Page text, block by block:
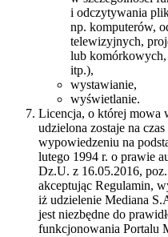
i odczytywania
np. komputerów,
telewizyjnych,
lub
itp.),
wystawianie,
wyświetlanie.
Licencja, o której mowa
udzielona zostaje na
wypowiedzeniu na
lutego 1994 r. o prawie
Dz.U. z 16.05.2016,
akceptując Regulamin,
iż udzielenie Mediana
jest niezbędne do
funkcjonowania Portalu